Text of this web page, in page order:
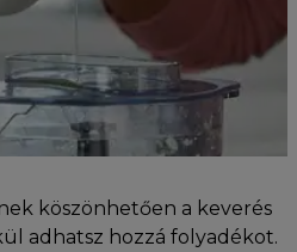
köszönhetően a keverés
adhatsz hozzá folyadékot.